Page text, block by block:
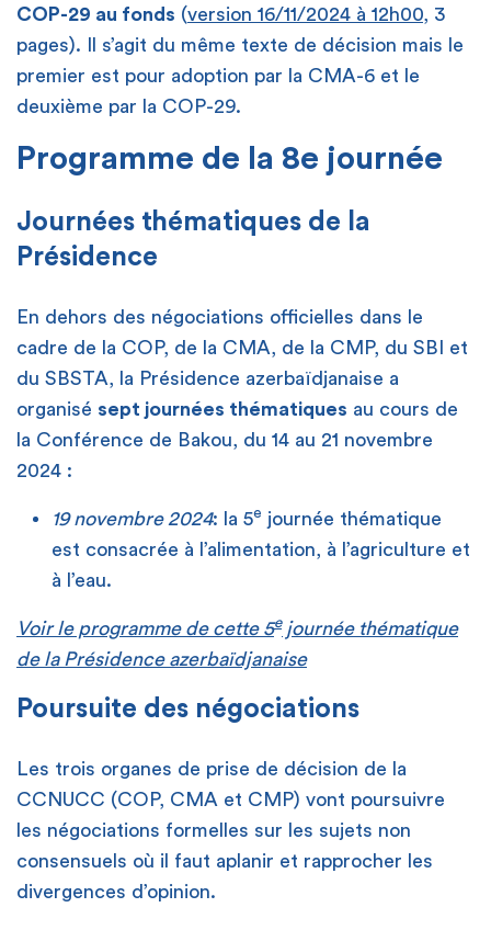
COP-29 au fonds (version 16/11/2024 à 12h00 , 3
pages). Il s’agit du même texte de décision mais le
premier est pour adoption par la CMA-6 et le
deuxième par la COP-29.
Programme de la 8e journée
Journées thématiques de la
Présidence
En dehors des négociations officielles dans le
cadre de la COP, de la CMA, de la CMP, du SBI et
du SBSTA, la Présidence azerbaïdjanaise a
organisé sept journées thématiques au cours de
la Conférence de Bakou, du 14 au 21 novembre
2024 :
19 novembre 2024: la 5e journée thématique
est consacrée à l’alimentation, à l’agriculture et
à l’eau.
Voir le programme de cette 5ejournée thématique
de la Présidence azerbaïdjanaise
Poursuite des négociations
Les trois organes de prise de décision de la
CCNUCC (COP, CMA et CMP) vont poursuivre
les négociations formelles sur les sujets non
consensuels où il faut aplanir et rapprocher les
divergences d’opinion.